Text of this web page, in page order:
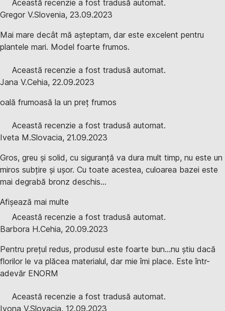
Această recenzie a fost tradusă automat.
Gregor V.Slovenia, 23.09.2023
Mai mare decât mă așteptam, dar este excelent pentru
plantele mari. Model foarte frumos.
Această recenzie a fost tradusă automat.
Jana V.Cehia, 22.09.2023
oală frumoasă la un preț frumos
Această recenzie a fost tradusă automat.
Iveta M.Slovacia, 21.09.2023
Gros, greu și solid, cu siguranță va dura mult timp, nu este un
miros subțire și ușor. Cu toate acestea, culoarea bazei este
mai degrabă bronz deschis...
Afișează mai multe
Această recenzie a fost tradusă automat.
Barbora H.Cehia, 20.09.2023
Pentru prețul redus, produsul este foarte bun...nu știu dacă
florilor le va plăcea materialul, dar mie îmi place. Este într-
adevăr ENORM
Această recenzie a fost tradusă automat.
Ivona V.Slovacia, 12.09.2023